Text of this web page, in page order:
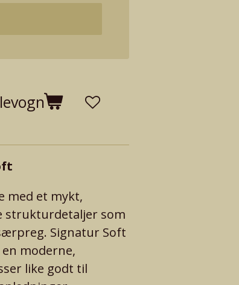
med et mykt,
strukturdetaljer som
Signatur Soft
moderne,
like godt til